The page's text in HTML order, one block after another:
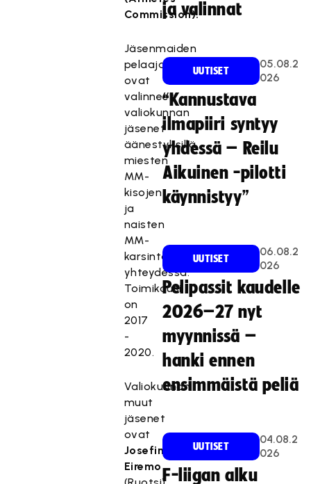
Commission).
Jäsenmaiden
pelaajat
ovat
valinneet
valiokunnan
jäsenet
äänestyksillä
miesten
MM-
kisojen
ja
naisten
MM-
karsintojen
yhteydessä.
Toimikausi
on
2017
-
2020.
Valiokunnan
muut
jäsenet
ovat
Josefina
Eiremo
ja valinnat
UUTISET
05.08.2
026
“Kannustava
ilmapiiri syntyy
yhdessä – Reilu
Aikuinen -pilotti
käynnistyy”
UUTISET
06.08.2
026
Pelipassit kaudelle
2026–27 nyt
myynnissä –
hanki ennen
ensimmäistä peliä
UUTISET
04.08.2
026
F-liigan alku